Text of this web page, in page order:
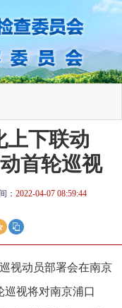
上下联动
首轮巡视
： 2022-04-07 08:59:44
视动员部署会在南京
巡视将对南京浦口